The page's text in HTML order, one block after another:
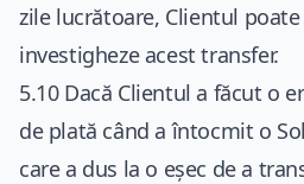
zile lucrătoare, Clientul
investigheze acest transfer.
5.10 Dacă Clientul a făcut o
de plată când a întocmit o
care a dus la o eșec de a